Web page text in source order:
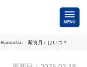
MENU
：断食月）はいつ？